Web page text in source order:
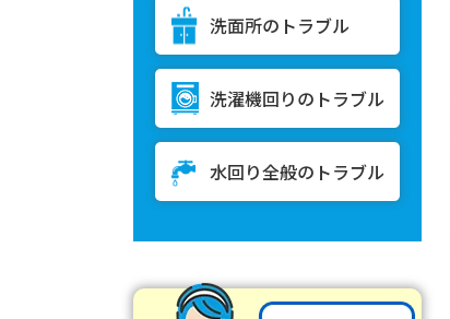
洗面所のトラブル
洗濯機回りのトラブル
水回り全般のトラブル